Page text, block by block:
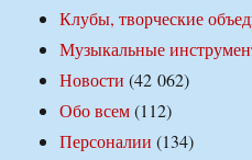
Клубы, творческие
Музыкальные
Новости (42 062)
Обо всем(112)
Персоналии (134)